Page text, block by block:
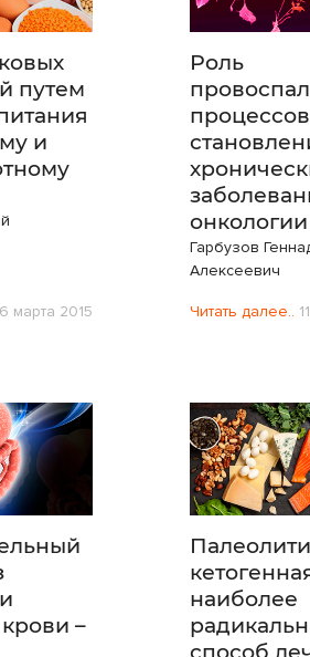
путем
и
марта 2015
Роль
онкологии
Гарбузов
Алексеевич
Читать далее..
–
наиболее